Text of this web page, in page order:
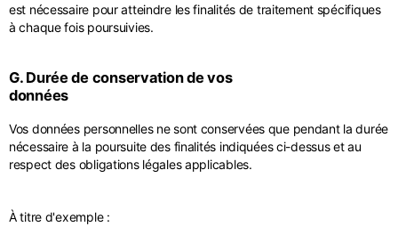
est nécessaire pour atteindre les finalités de traitement spécifiques
à chaque fois poursuivies.
G. Durée de conservation de vos
données
Vos données personnelles ne sont conservées que pendant la durée
nécessaire à la poursuite des finalités indiquées ci-dessus et au
respect des obligations légales applicables.
À titre d'exemple :